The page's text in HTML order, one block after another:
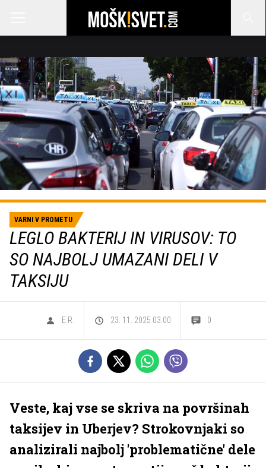
VARNI V PROMETU
LEGLO BAKTERIJ IN VIRUSOV: TO
SO NAJBOLJ UMAZANI DELI V
TAKSIJU
E.R. 23. 11. 2025 03.00 0
Veste, kaj vse se skriva na površinah
taksijev in Uberjev? Strokovnjaki so
analizirali najbolj 'problematične' dele